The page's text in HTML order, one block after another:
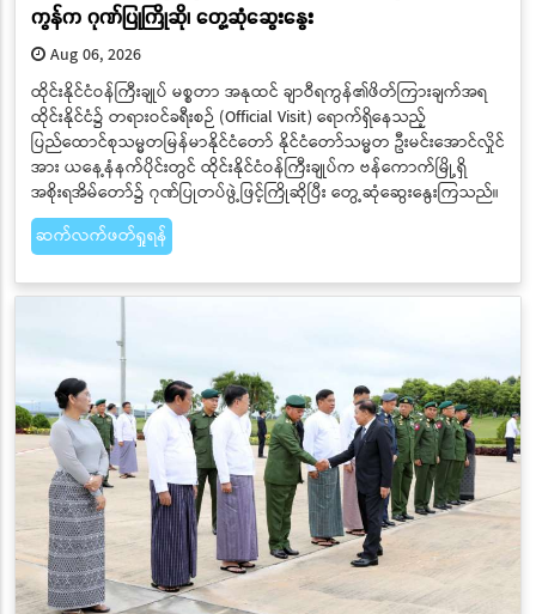
ကွန်က ဂုဏ်ပြုကြိုဆို၊ တွေ့ဆုံဆွေးနွေး
Aug 06, 2026
ထိုင်းနိုင်ငံဝန်ကြီးချုပ် မစ္စတာ အနုထင် ချာဝီရကွန်၏ဖိတ်ကြားချက်အရ
ထိုင်းနိုင်ငံ၌ တရားဝင်ခရီးစဉ် (Official Visit) ရောက်ရှိနေသည့်
ပြည်ထောင်စုသမ္မတမြန်မာနိုင်ငံတော် နိုင်ငံတော်သမ္မတ ဦးမင်းအောင်လှိုင်
အား ယနေ့နံနက်ပိုင်းတွင် ထိုင်းနိုင်ငံဝန်ကြီးချုပ်က ဗန်ကောက်မြို့ရှိ
အစိုးရအိမ်တော်၌ ဂုဏ်ပြုတပ်ဖွဲ့ဖြင့်ကြိုဆိုပြီး တွေ့ဆုံဆွေးနွေးကြသည်။
ဆက်လက်ဖတ်ရှုရန်